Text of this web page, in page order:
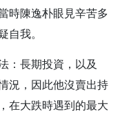
時陳逸朴眼見辛苦多
自我。
：長期投資，以及
況，因此他沒賣出持
在大跌時遇到的最大